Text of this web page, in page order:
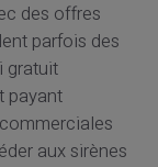
des offres
parfois des
gratuit
payant
aux sirènes